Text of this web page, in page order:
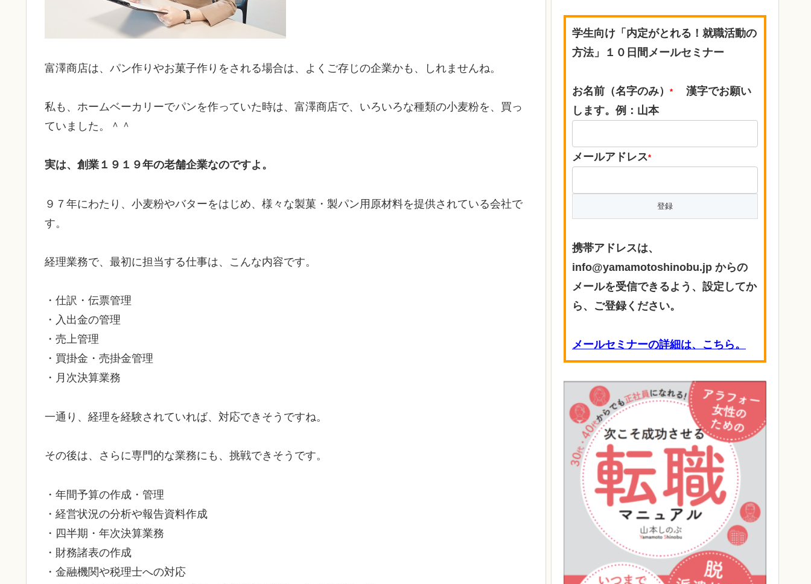
富澤商店は、パン作りやお菓子作りをされる場合は、よくご存じの企業かも、しれませんね。
私も、ホームベーカリーでパンを作っていた時は、富澤商店で、いろいろな種類の小麦粉を、買っ
ていました。＾＾
実は、創業１９１９年の老舗企業なのですよ。
９７年にわたり、小麦粉やバターをはじめ、様々な製菓・製パン用原材料を提供されている会社で
す。
経理業務で、最初に担当する仕事は、こんな内容です。
・仕訳・伝票管理
・入出金の管理
・売上管理
・買掛金・売掛金管理
・月次決算業務
一通り、経理を経験されていれば、対応できそうですね。
その後は、さらに専門的な業務にも、挑戦できそうです。
・年間予算の作成・管理
・経営状況の分析や報告資料作成
・四半期・年次決算業務
・財務諸表の作成
・金融機関や税理士への対応
学生向け「内定がとれる！就職活動の
方法」１０日間メールセミナー
お名前（名字のみ） *
漢字でお願い
します。例：山本
メールアドレス*
携帯アドレスは、
info@yamamotoshinobu.jp からの
メールを受信できるよう、設定してか
ら、ご登録ください。
メールセミナーの詳細は、こちら。